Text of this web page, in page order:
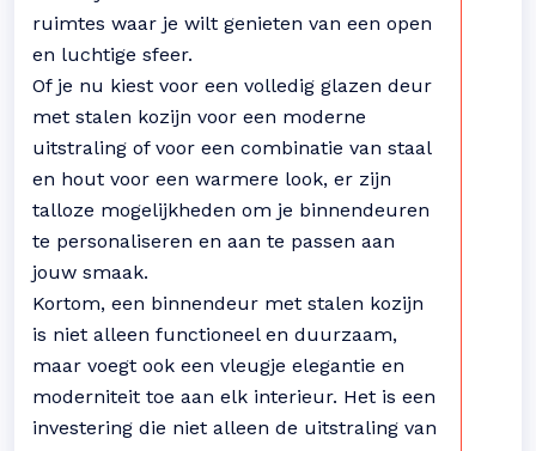
ruimtes waar je wilt genieten van een open
en luchtige sfeer.
Of je nu kiest voor een volledig glazen deur
met stalen kozijn voor een moderne
uitstraling of voor een combinatie van staal
en hout voor een warmere look, er zijn
talloze mogelijkheden om je binnendeuren
te personaliseren en aan te passen aan
jouw smaak.
Kortom, een binnendeur met stalen kozijn
is niet alleen functioneel en duurzaam,
maar voegt ook een vleugje elegantie en
moderniteit toe aan elk interieur. Het is een
investering die niet alleen de uitstraling van